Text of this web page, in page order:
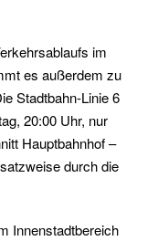
im
es außerdem zu
Stadtbahn-Linie 6
20:00 Uhr, nur
Hauptbahnhof –
durch die
Innenstadtbereich